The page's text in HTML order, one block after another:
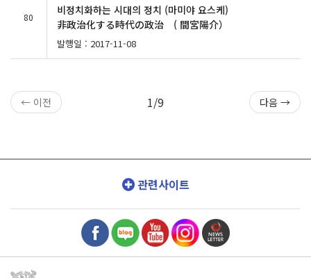
80
비정치화하는 시대의 정치 (마미야 요스케)
非政治化する時代の政治 ( 間宮陽介）
발행일 : 2017-11-08
← 이전 1/9 다음 →
관련사이트